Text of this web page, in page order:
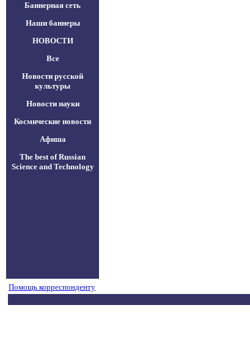
Баннерная сеть
Наши баннеры
НОВОСТИ
Все
Новости русской
культуры
Новости науки
Космические новости
Афиша
The best of Russian
Science and Technology
Помощь корреспонденту